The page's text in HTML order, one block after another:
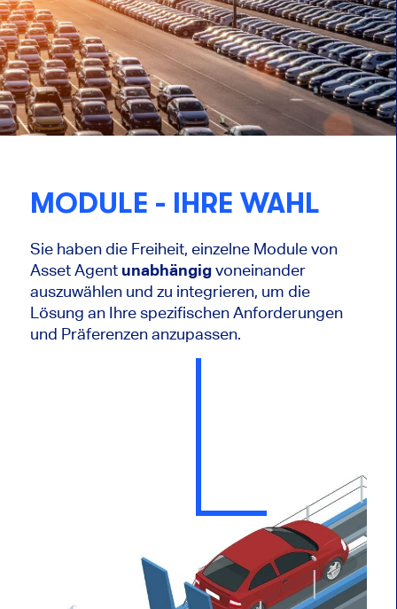
MODULE - IHRE WAHL
Sie haben die Freiheit, einzelne Module von
Asset Agent unabhängigvoneinander
auszuwählen und zu integrieren, um die
Lösung an Ihre spezifischen Anforderungen
und Präferenzen anzupassen.